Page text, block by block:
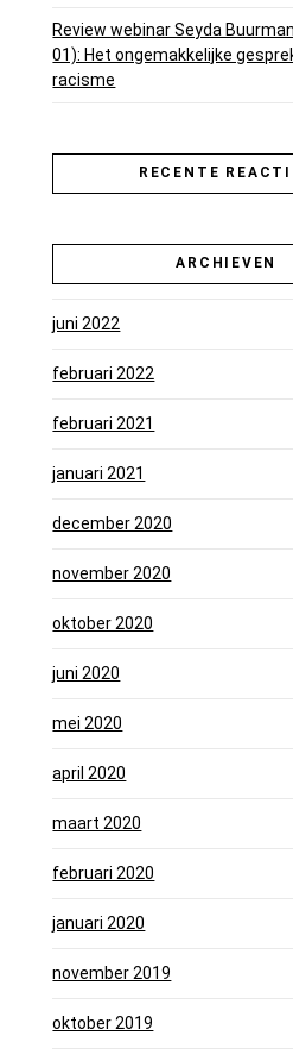
Review webinar Seyda
01): Het ongemakkelijke
racisme
RECENTE
ARCHIEVEN
juni 2022
februari 2022
februari 2021
januari 2021
december 2020
november 2020
oktober 2020
juni 2020
mei 2020
april 2020
maart 2020
februari 2020
januari 2020
november 2019
oktober 2019